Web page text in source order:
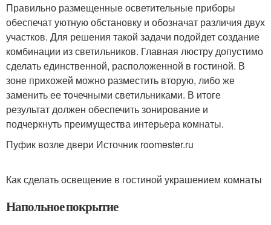
Правильно размещенные осветительные приборы
обеспечат уютную обстановку и обозначат различия двух
участков. Для решения такой задачи подойдет создание
комбинации из светильников. Главная люстру допустимо
сделать единственной, расположенной в гостиной. В
зоне прихожей можно разместить вторую, либо же
заменить ее точечными светильниками. В итоге
результат должен обеспечить зонирование и
подчеркнуть преимущества интерьера комнаты.
Пуфик возле двери Источник roomester.ru
Как сделать освещение в гостиной украшением комнаты
Напольное покрытие